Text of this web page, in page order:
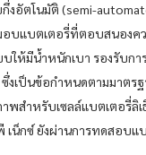
งอัตโนมัติ (semi-
มอบแบตเตอรี่ที่ตอบสนอ
ห้มีน้ำหนักเบา รองรับกา
งเป็นข้อกำหนดตามมาต
พสำหรับเซลล์แบตเตอรี่
เน็กซ์ ยังผ่านการทดสอบ